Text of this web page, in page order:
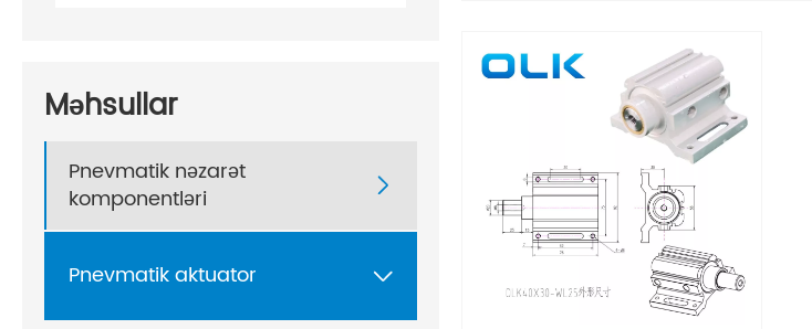
Məhsullar
Pnevmatik nəzarət
komponentləri

Pnevmatik aktuator 